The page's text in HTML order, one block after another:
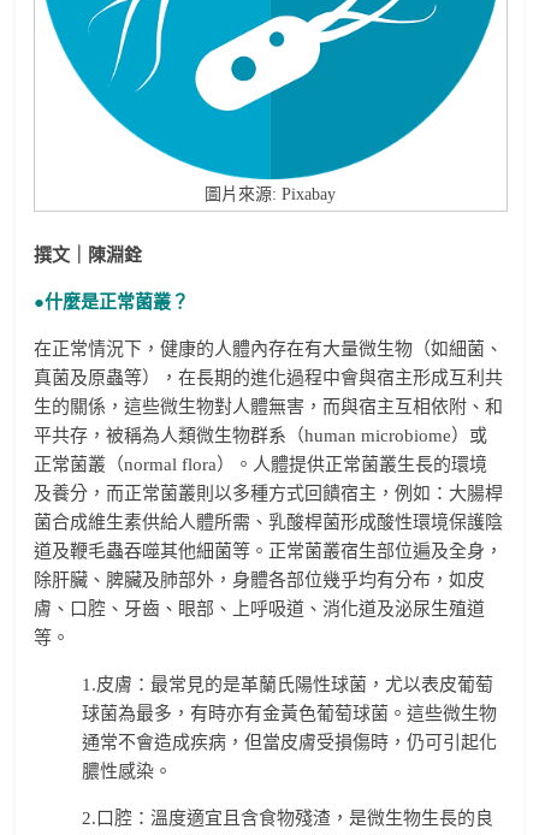
圖片來源: Pixabay
撰文｜陳淵銓
●什麼是正常菌叢？
在正常情況下，健康的人體內存在有大量微生物（如細菌、
真菌及原蟲等），在長期的進化過程中會與宿主形成互利共
生的關係，這些微生物對人體無害，而與宿主互相依附、和
平共存，被稱為人類微生物群系（human microbiome）或
正常菌叢（normal flora）。人體提供正常菌叢生長的環境
及養分，而正常菌叢則以多種方式回饋宿主，例如：大腸桿
菌合成維生素供給人體所需、乳酸桿菌形成酸性環境保護陰
道及鞭毛蟲吞噬其他細菌等。正常菌叢宿生部位遍及全身，
除肝臟、脾臟及肺部外，身體各部位幾乎均有分布，如皮
膚、口腔、牙齒、眼部、上呼吸道、消化道及泌尿生殖道
等。
1.皮膚：最常見的是革蘭氏陽性球菌，尤以表皮葡萄
球菌為最多，有時亦有金黃色葡萄球菌。這些微生物
通常不會造成疾病，但當皮膚受損傷時，仍可引起化
膿性感染。
2.口腔：溫度適宜且含食物殘渣，是微生物生長的良